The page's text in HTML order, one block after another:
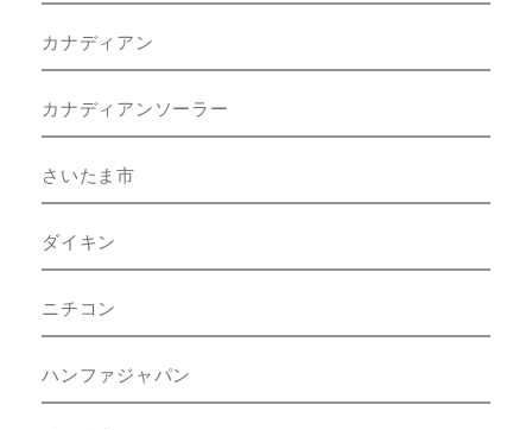
カナディアン
カナディアンソーラー
さいたま市
ダイキン
ニチコン
ハンファジャパン